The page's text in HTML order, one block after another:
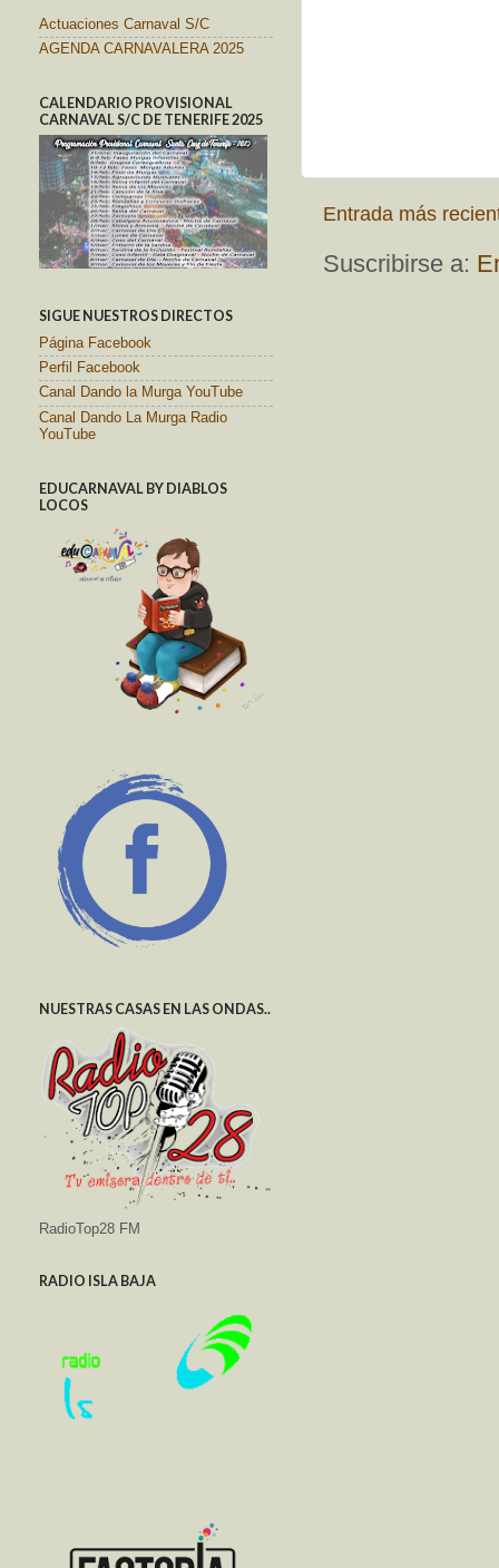
Entrada más
Suscribirse a:
Actuaciones Carnaval S/C
AGENDA CARNAVALERA 2025
CALENDARIO PROVISIONAL
CARNAVAL S/C DE TENERIFE 2025
SIGUE NUESTROS DIRECTOS
Página Facebook
Perfil Facebook
Canal Dando la Murga YouTube
Canal Dando La Murga Radio
YouTube
EDUCARNAVAL BY DIABLOS
LOCOS
NUESTRAS CASAS EN LAS ONDAS..
RadioTop28 FM
RADIO ISLA BAJA